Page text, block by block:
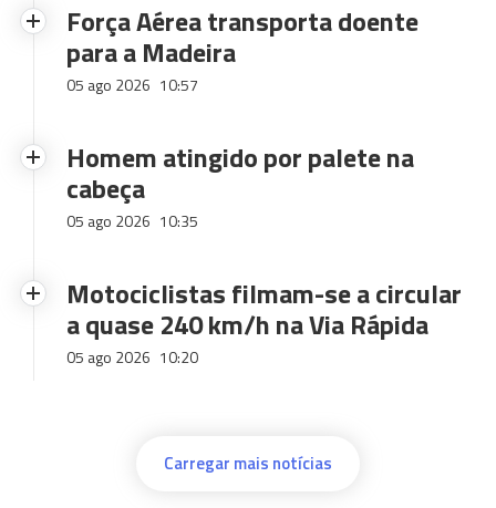
Força Aérea transporta doente
para a Madeira
05 ago 2026 10:57
Homem atingido por palete na
cabeça
05 ago 2026 10:35
Motociclistas filmam-se a circular
a quase 240 km/h na Via Rápida
05 ago 2026 10:20
Carregar mais notícias